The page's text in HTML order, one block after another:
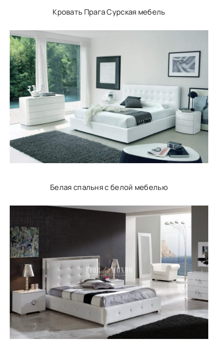
Кровать Прага Сурская мебель
Белая спальня с белой мебелью